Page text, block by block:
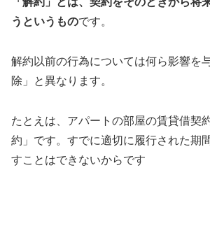
うというものです。
解約以前の行為については何ら影響を
除」と異なります。
たとえは、アパートの部屋の賃貸借契
約」です。すでに適切に履行された期
すことはできないからです